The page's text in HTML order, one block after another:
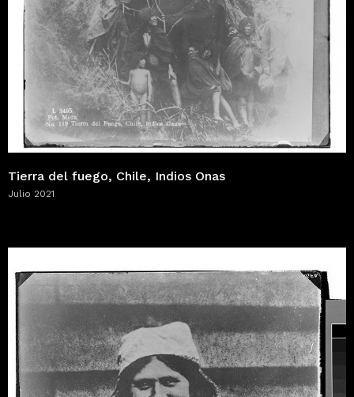
Tierra del fuego, Chile, Indios Onas
Julio 2021